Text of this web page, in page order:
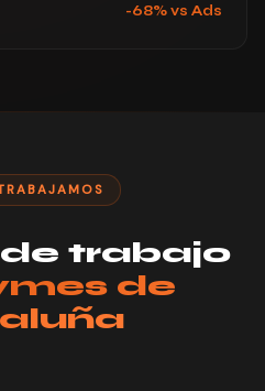
-68% vs Ads
trabajo
de